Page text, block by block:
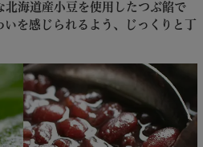
北海道産小豆を使用したつぶ餡で
を感じられるよう、じっくりと丁